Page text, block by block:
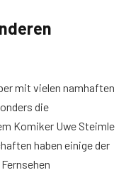
mit vielen namhaften
die
Komiker Uwe Steimle
haben einige der